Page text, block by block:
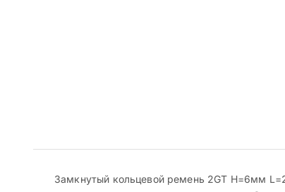
Замкнутый кольцевой ремень 2GT H=6мм